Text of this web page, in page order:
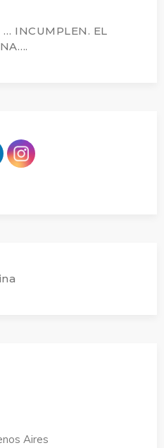
… INCUMPLEN. EL
Aires